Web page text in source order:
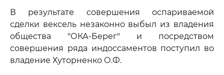
В результате совершения оспариваемой
сделки вексель незаконно выбыл из владения
общества "ОКА-Берег" и посредством
совершения ряда индоссаментов поступил во
владение Хуторненко О.Ф.